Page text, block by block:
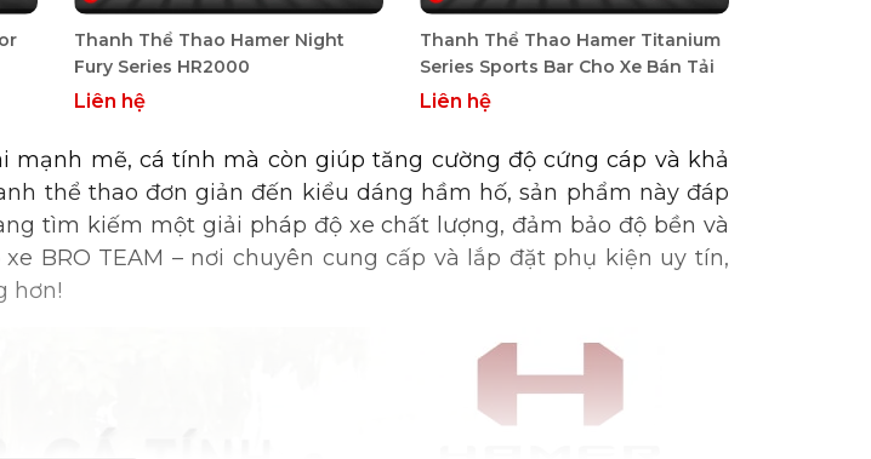
Thanh Thể Thao Hamer Night
Fury Series HR2000
Liên hệ
Thanh Thể Thao Hamer Titanium
Series Sports Bar Cho Xe Bán Tải
Liên hệ
mạnh mẽ, cá tính mà còn giúp tăng cường độ cứng cáp và khả
thể thao đơn giản đến kiểu dáng hầm hố, sản phẩm này đáp
tìm kiếm một giải pháp độ xe chất lượng, đảm bảo độ bền và
BRO TEAM – nơi chuyên cung cấp và lắp đặt phụ kiện uy tín,
hơn!